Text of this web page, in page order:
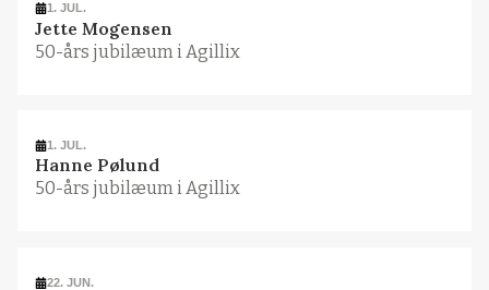
1. JUL.
Jette Mogensen
50-års jubilæum i Agillix
1. JUL.
Hanne Pølund
50-års jubilæum i Agillix
22. JUN.